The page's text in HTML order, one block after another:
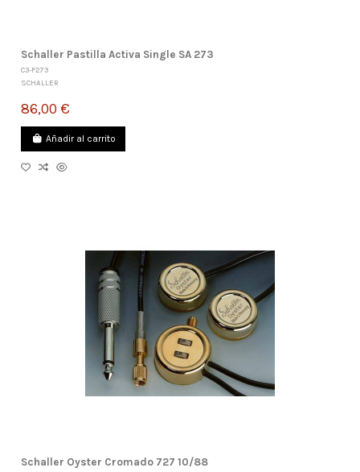
Schaller Pastilla Activa Single SA 273
C3-F273
SCHALLER
86,00 €
Añadir al carrito
Schaller Oyster Cromado 727 10/88